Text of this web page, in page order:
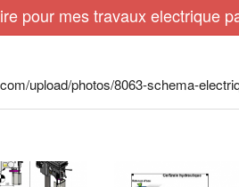
pour mes travaux electrique
upload/photos/8063-schema-